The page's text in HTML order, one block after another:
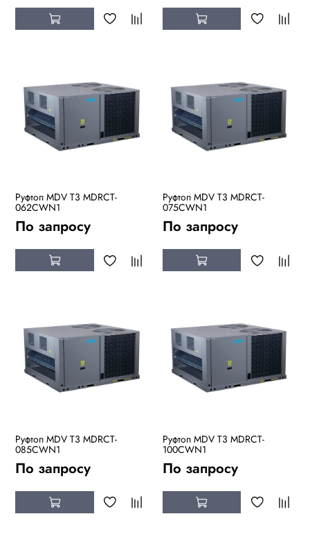
Руфтоп MDV T3 MDRCT-
062CWN1
По запросу
Руфтоп MDV T3 MDRCT-
075CWN1
По запросу
Руфтоп MDV T3 MDRCT-
085CWN1
По запросу
Руфтоп MDV T3 MDRCT-
100CWN1
По запросу